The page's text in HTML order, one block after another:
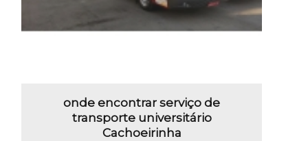
onde encontrar serviço de
transporte universitário
Cachoeirinha